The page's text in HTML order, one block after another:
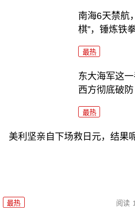
南海6天禁航
棋”，锤炼铁
最热
东大海军这
西方彻底破防
最热
美利坚亲自下场救日元，结果
最热 阅读